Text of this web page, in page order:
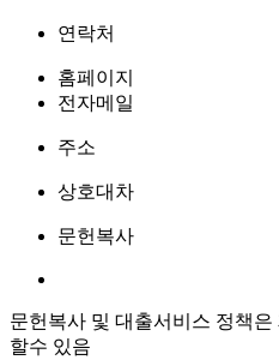
연락처
홈페이지
전자메일
주소
상호대차
문헌복사
문헌복사 및 대출서비스 정책은
할수 있음